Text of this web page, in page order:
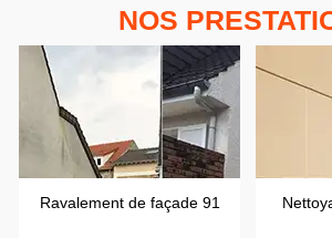
NOS
Ravalement de façade 91